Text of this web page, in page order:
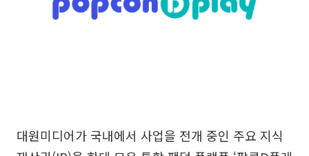
대원미디어가 국내에서 사업을 전개 중인 주요 지식